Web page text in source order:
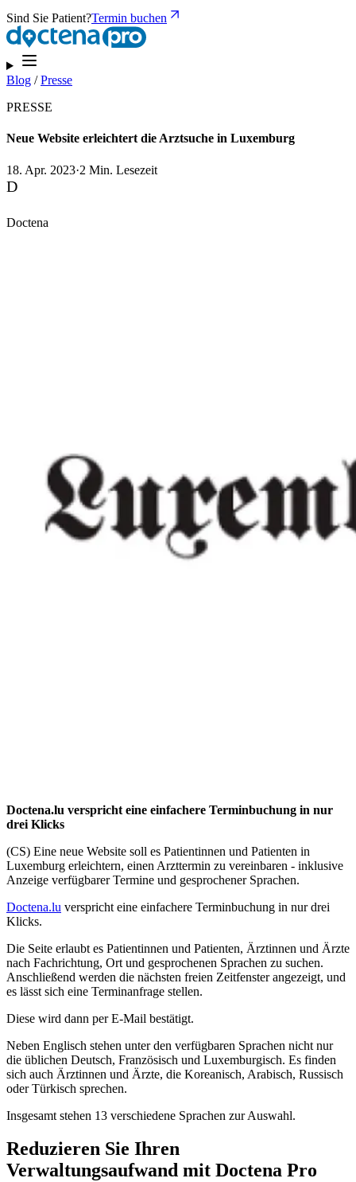
Sind Sie Patient?Termin buchen
Blog /Presse
PRESSE
Neue Website erleichtert die Arztsuche in Luxemburg
18. Apr. 2023·2 Min. Lesezeit
D
Doctena
Doctena.lu verspricht eine einfachere Terminbuchung in nur
drei Klicks
(CS) Eine neue Website soll es Patientinnen und Patienten in
Luxemburg erleichtern, einen Arzttermin zu vereinbaren - inklusive
Anzeige verfügbarer Termine und gesprochener Sprachen.
Doctena.lu verspricht eine einfachere Terminbuchung in nur drei
Klicks.
Die Seite erlaubt es Patientinnen und Patienten, Ärztinnen und Ärzte
nach Fachrichtung, Ort und gesprochenen Sprachen zu suchen.
Anschließend werden die nächsten freien Zeitfenster angezeigt, und
es lässt sich eine Terminanfrage stellen.
Diese wird dann per E-Mail bestätigt.
Neben Englisch stehen unter den verfügbaren Sprachen nicht nur
die üblichen Deutsch, Französisch und Luxemburgisch. Es finden
sich auch Ärztinnen und Ärzte, die Koreanisch, Arabisch, Russisch
oder Türkisch sprechen.
Insgesamt stehen 13 verschiedene Sprachen zur Auswahl.
Reduzieren Sie Ihren
Verwaltungsaufwand mit Doctena Pro